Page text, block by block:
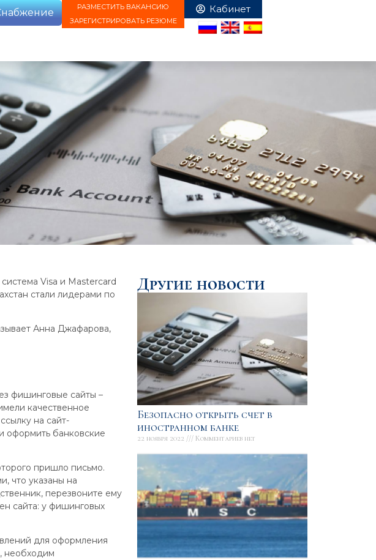
РАЗМЕСТИТЬ ВАКАНСИЮ
ЗАРЕГИСТРИРОВАТЬ РЕЗЮМЕ
Visa и Mastercard
стали лидерами по
Анна Джафарова,
фишинговые сайты –
качественное
на сайт-
оформить банковские
пришло письмо.
что указаны на
перезвоните ему
сайта: у фишинговых
для оформления
необходим
Другие новости
Безопасно открыть счет в
иностранном банке
22 ноября 2022 Комментариев нет